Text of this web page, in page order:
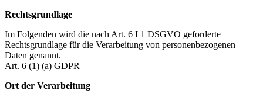
Rechtsgrundlage
Im Folgenden wird die nach Art. 6 I 1 DSGVO geforderte
Rechtsgrundlage für die Verarbeitung von personenbezogenen
Daten genannt.
Art. 6 (1) (a) GDPR
Ort der Verarbeitung